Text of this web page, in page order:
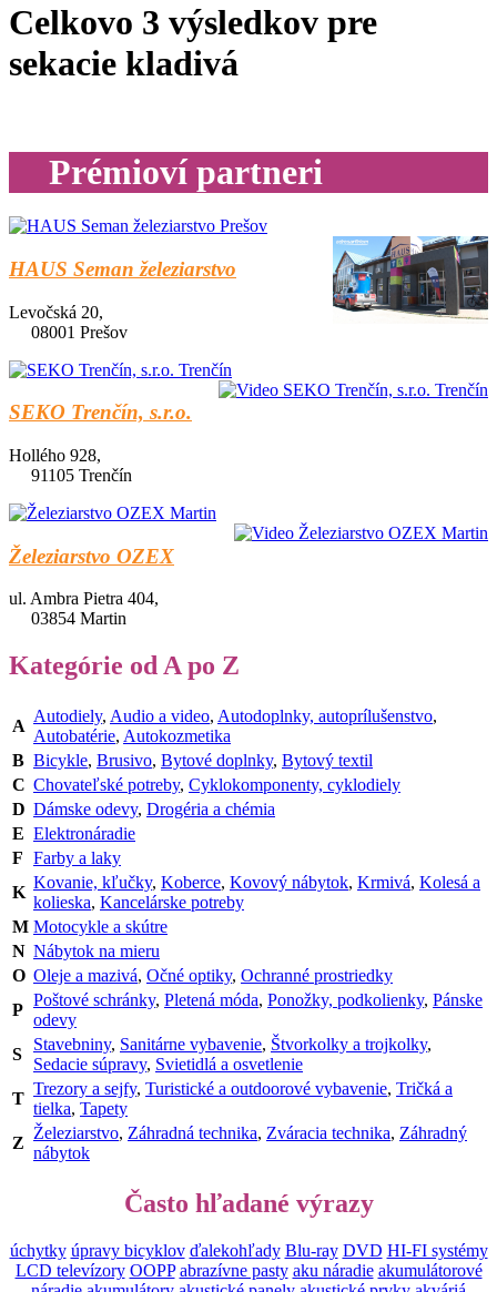
Celkovo 3 výsledkov pre
sekacie kladivá
Prémioví partneri
HAUS Seman železiarstvo
Levočská 20,
08001 Prešov
SEKO Trenčín, s.r.o.
Hollého 928,
91105 Trenčín
Železiarstvo OZEX
ul. Ambra Pietra 404,
03854 Martin
Kategórie od A po Z
A
Autodiely, Audio a video, Autodoplnky, autoprílušenstvo,
Autobatérie, Autokozmetika
B Bicykle, Brusivo, Bytové doplnky, Bytový textil
C Chovateľské potreby, Cyklokomponenty, cyklodiely
D Dámske odevy, Drogéria a chémia
E Elektronáradie
F Farby a laky
K
Kovanie, kľučky, Koberce, Kovový nábytok, Krmivá, Kolesá a
kolieska, Kancelárske potreby
M Motocykle a skútre
N Nábytok na mieru
O Oleje a mazivá, Očné optiky, Ochranné prostriedky
P
Poštové schránky, Pletená móda, Ponožky, podkolienky, Pánske
odevy
S
Stavebniny, Sanitárne vybavenie, Štvorkolky a trojkolky,
Sedacie súpravy, Svietidlá a osvetlenie
T
Trezory a sejfy, Turistické a outdoorové vybavenie, Tričká a
tielka, Tapety
Z
Železiarstvo, Záhradná technika, Zváracia technika, Záhradný
nábytok
Často hľadané výrazy
úchytky úpravy bicyklov ďalekohľady Blu-ray DVD HI-FI systémy
LCD televízory OOPP abrazívne pasty aku náradie akumulátorové